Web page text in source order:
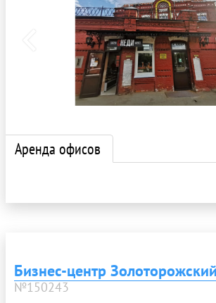
Аренда офисов
Бизнес-центр
№150243